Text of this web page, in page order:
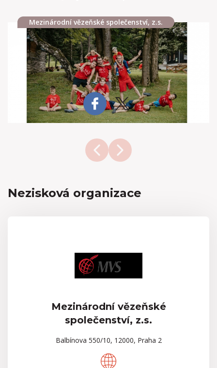
Mezinárodní vězeňské společenství, z.s.
Nezisková organizace
Mezinárodní vězeňské
společenství, z.s.
Balbínova 550/10, 12000, Praha 2